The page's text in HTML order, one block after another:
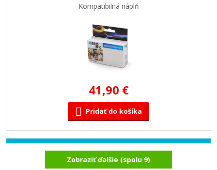
Kompatibilná náplň
41,90 €
Pridať do košíka
Kompatibilná náplň s Canon PFI-207C
(Azúrová)
Zobraziť ďalšie (spolu 9)